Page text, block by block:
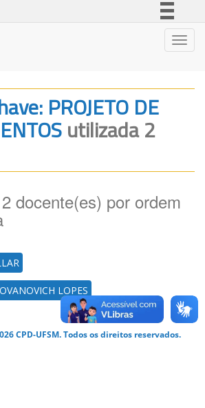
Legislação
Canais
PROJETO DE
utilizada 2
docente(es) por ordem
LOPES
CPD-UFSM. Todos os direitos reservados.